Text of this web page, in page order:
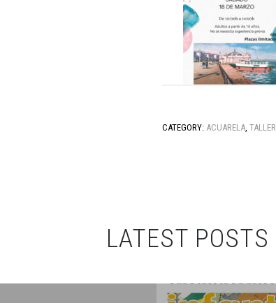
CATEGORY: ACUARELA, TALLER
LATEST POSTS